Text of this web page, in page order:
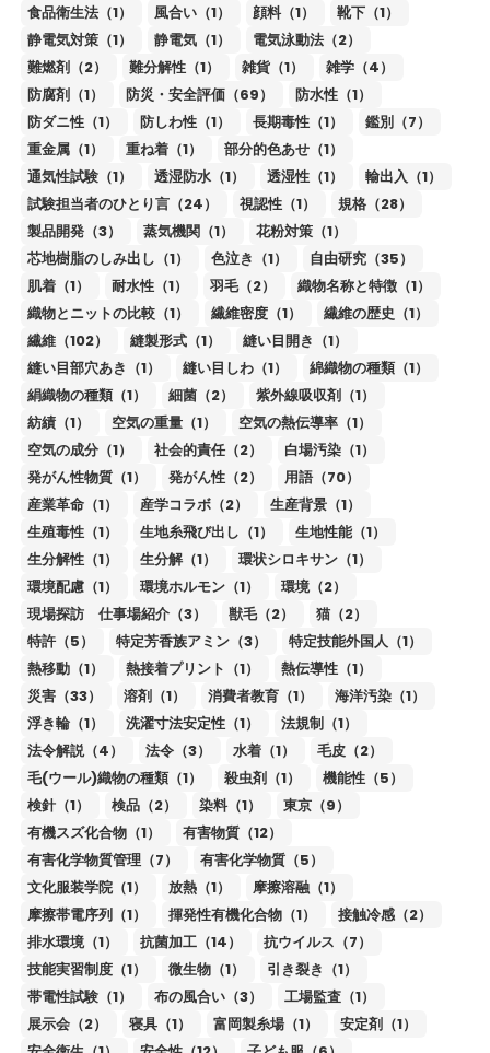
食品衛生法（1）
風合い（1） 顔料（1）
靴下（1）
静電気対策（1）
静電気（1）
電気泳動法（2）
難燃剤（2）
難分解性（1） 雑貨（1）
雑学（4）
防腐剤（1）
防災・安全評価（69）
防水性（1）
防ダニ性（1）
防しわ性（1） 長期毒性（1）
鑑別（7）
重金属（1）
重ね着（1）
部分的色あせ（1）
通気性試験（1）
透湿防水（1） 透湿性（1）
輸出入（1）
試験担当者のひとり言（24）
視認性（1）
規格（28）
製品開発（3）
蒸気機関（1）
花粉対策（1）
芯地樹脂のしみ出し（1）
色泣き（1）
自由研究（35）
肌着（1）
耐水性（1） 羽毛（2）
織物名称と特徴（1）
織物とニットの比較（1）
繊維密度（1）
繊維の歴史（1）
繊維（102）
縫製形式（1）
縫い目開き（1）
縫い目部穴あき（1）
縫い目しわ（1）
綿織物の種類（1）
絹織物の種類（1）
細菌（2）
紫外線吸収剤（1）
紡績（1）
空気の重量（1）
空気の熱伝導率（1）
空気の成分（1）
社会的責任（2）
白場汚染（1）
発がん性物質（1）
発がん性（2）
用語（70）
産業革命（1）
産学コラボ（2）
生産背景（1）
生殖毒性（1）
生地糸飛び出し（1）
生地性能（1）
生分解性（1）
生分解（1）
環状シロキサン（1）
環境配慮（1）
環境ホルモン（1）
環境（2）
現場探訪 仕事場紹介（3）
獣毛（2）
猫（2）
特許（5）
特定芳香族アミン（3）
特定技能外国人（1）
熱移動（1）
熱接着プリント（1）
熱伝導性（1）
災害（33）
溶剤（1） 消費者教育（1）
海洋汚染（1）
浮き輪（1）
洗濯寸法安定性（1）
法規制（1）
法令解説（4）
法令（3） 水着（1）
毛皮（2）
毛(ウール)織物の種類（1）
殺虫剤（1）
機能性（5）
検針（1）
検品（2） 染料（1）
東京（9）
有機スズ化合物（1）
有害物質（12）
有害化学物質管理（7）
有害化学物質（5）
文化服装学院（1）
放熱（1）
摩擦溶融（1）
摩擦帯電序列（1）
揮発性有機化合物（1）
接触冷感（2）
排水環境（1）
抗菌加工（14）
抗ウイルス（7）
技能実習制度（1）
微生物（1）
引き裂き（1）
帯電性試験（1）
布の風合い（3）
工場監査（1）
展示会（2）
寝具（1） 富岡製糸場（1）
安定剤（1）